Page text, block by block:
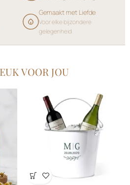
Gemaakt met Liefde
Voor elke bijzondere
gelegenheid
VOOR JOU
Wensenlijst